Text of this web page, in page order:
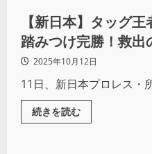
【新日本】タッグ
踏みつけ完勝！救出
2025年10月12日
11日、新日本プロレス・
続きを読む
プロレス